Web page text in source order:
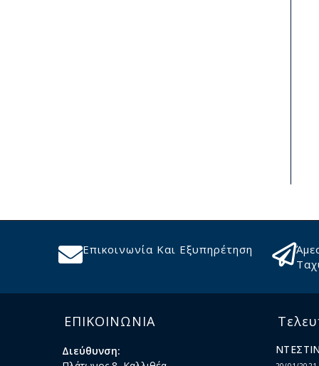
Επικοινωνία Και Εξυπηρέτηση
ΕΠΙΚΟΙΝΩΝΙΑ
Διεύθυνση: